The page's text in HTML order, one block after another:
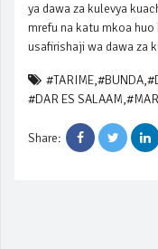
ya dawa za kulevya
mrefu na katu mkoa
usafirishaji wa dawa za
#TARIME,#BUNDA,
#DAR ES SALAAM,
Share: